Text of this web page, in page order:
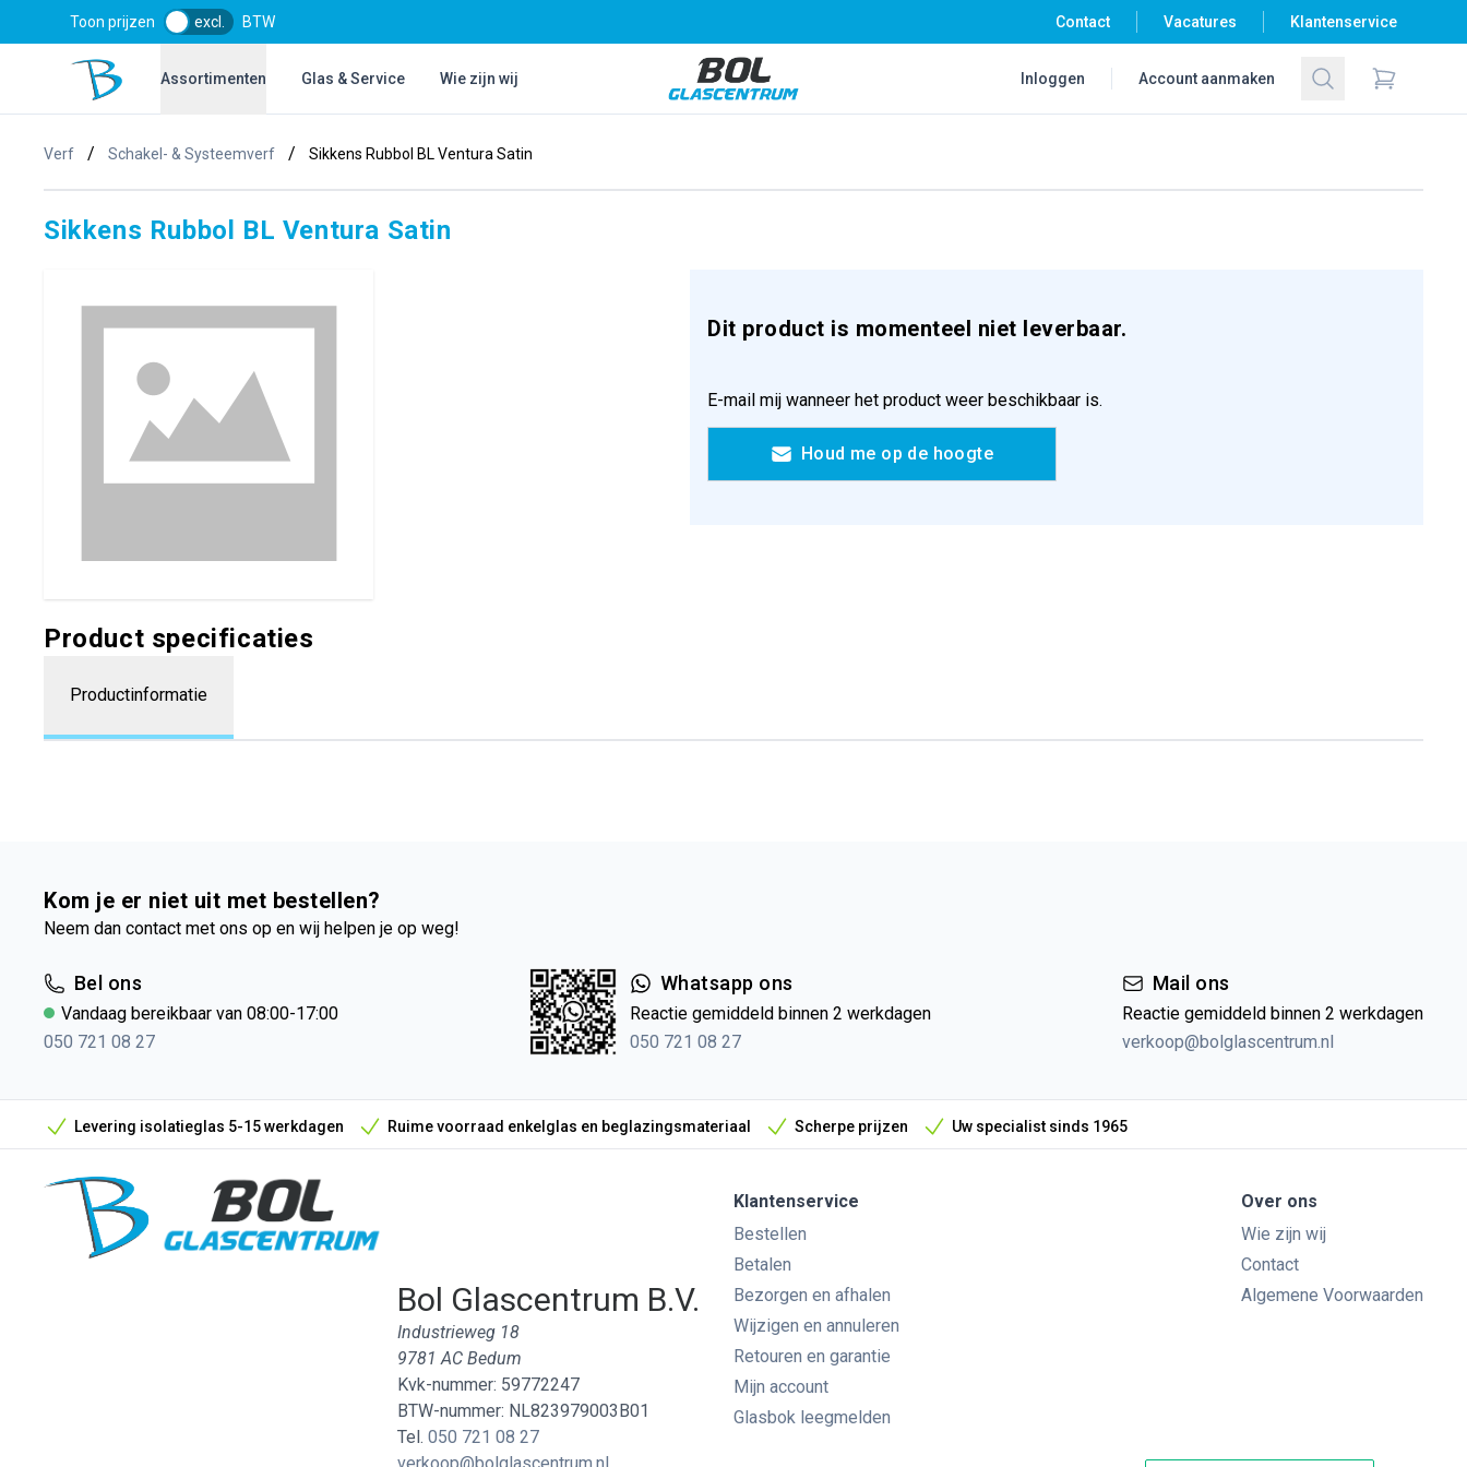
Toon prijzen excl. BTW Contact Vacatures Klantenservice
Bol Glascentrum B.V.Assortimenten Glas & Service Wie zijn wij
Bol Glascentrum B.V.
Inloggen Account aanmaken Zoeken
Items in
Verf / Schakel- & Systeemverf / Sikkens Rubbol BL Ventura Satin
Sikkens Rubbol BL Ventura Satin
Dit product is momenteel niet leverbaar.
E-mail mij wanneer het product weer beschikbaar is.
Houd me op de hoogte
Product specificaties
Productinformatie
Kom je er niet uit met bestellen?
Neem dan contact met ons op en wij helpen je op weg!
Bel ons
Vandaag bereikbaar van 08:00-17:00
050 721 08 27
Whatsapp ons
Reactie gemiddeld binnen 2 werkdagen
050 721 08 27
Mail ons
Reactie gemiddeld binnen 2 werkdagen
verkoop@bolglascentrum.nl
Levering isolatieglas 5-15 werkdagen Ruime voorraad enkelglas en beglazingsmateriaal Scherpe prijzen Uw specialist sinds 1965
Bol Glascentrum B.V.
Industrieweg 18
9781 AC Bedum
Kvk-nummer: 59772247
BTW-nummer: NL823979003B01
Tel. 050 721 08 27
Klantenservice
Bestellen
Betalen
Bezorgen en afhalen
Wijzigen en annuleren
Retouren en garantie
Mijn account
Glasbok leegmelden
Over ons
Wie zijn wij
Contact
Algemene Voorwaarden